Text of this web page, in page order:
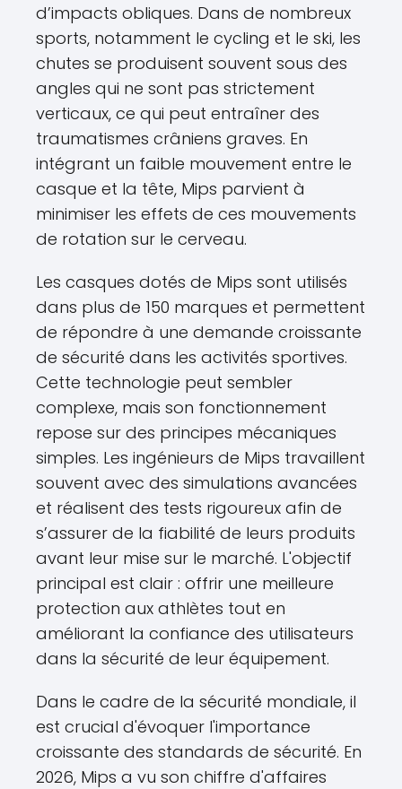
d’impacts obliques. Dans de nombreux
sports, notamment le cycling et le ski, les
chutes se produisent souvent sous des
angles qui ne sont pas strictement
verticaux, ce qui peut entraîner des
traumatismes crâniens graves. En
intégrant un faible mouvement entre le
casque et la tête, Mips parvient à
minimiser les effets de ces mouvements
de rotation sur le cerveau.
Les casques dotés de Mips sont utilisés
dans plus de 150 marques et permettent
de répondre à une demande croissante
de sécurité dans les activités sportives.
Cette technologie peut sembler
complexe, mais son fonctionnement
repose sur des principes mécaniques
simples. Les ingénieurs de Mips travaillent
souvent avec des simulations avancées
et réalisent des tests rigoureux afin de
s’assurer de la fiabilité de leurs produits
avant leur mise sur le marché. L'objectif
principal est clair : offrir une meilleure
protection aux athlètes tout en
améliorant la confiance des utilisateurs
dans la sécurité de leur équipement.
Dans le cadre de la sécurité mondiale, il
est crucial d'évoquer l'importance
croissante des standards de sécurité. En
2026, Mips a vu son chiffre d'affaires